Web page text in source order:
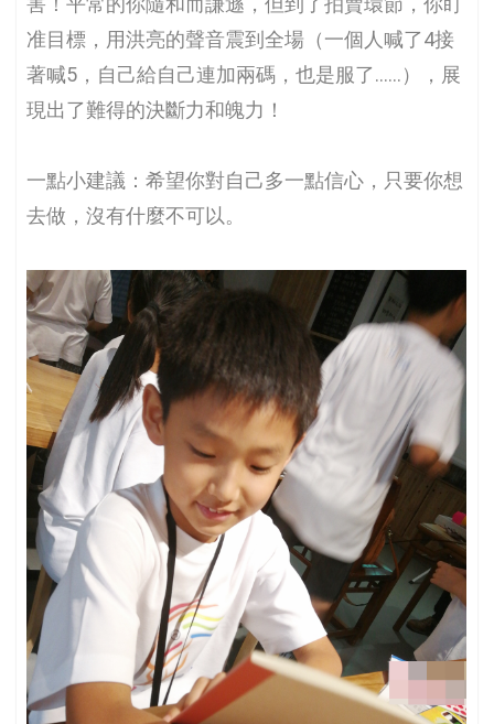
准目標，用洪亮的聲音震到全場（一個人喊了4接
著喊5，自己給自己連加兩碼，也是服了……），展
現出了難得的決斷力和魄力！
一點小建議：希望你對自己多一點信心，只要你想
去做，沒有什麼不可以。